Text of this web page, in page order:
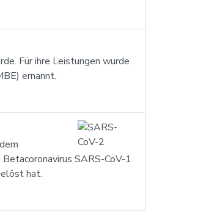
Für ihre Leistungen wurde
ernannt.
SARS-CoV-1
hat.